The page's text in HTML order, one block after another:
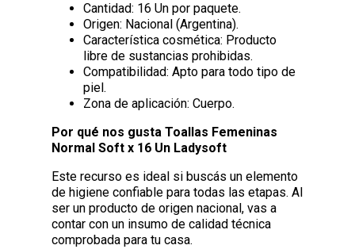
Cantidad: 16 Un por paquete.
Origen: Nacional (Argentina).
Característica cosmética: Producto
libre de sustancias prohibidas.
Compatibilidad: Apto para todo tipo de
piel.
Zona de aplicación: Cuerpo.
Por qué nos gusta Toallas Femeninas
Normal Soft x 16 Un Ladysoft
Este recurso es ideal si buscás un elemento
de higiene confiable para todas las etapas. Al
ser un producto de origen nacional, vas a
contar con un insumo de calidad técnica
comprobada para tu casa.